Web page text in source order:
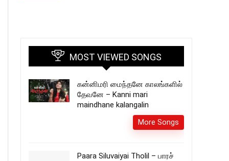
MOST VIEWED SONGS
கன்னிமரி மைந்தனே காலங்களில்
தேவனே – Kanni mari
maindhane kalangalin
More Songs
Paara Siluvaiyai Tholil – பாரச்